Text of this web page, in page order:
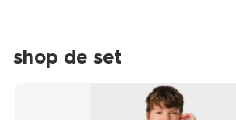
shop de set